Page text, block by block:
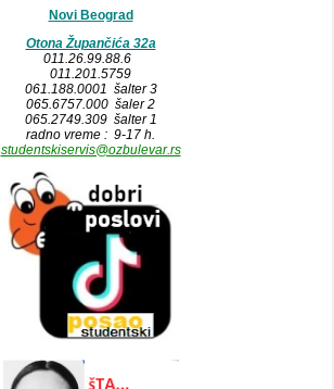
Novi Beograd
Otona Župančića 32a
011.26.99.88.6
011.201.5759
061.188.0001 šalter 3
065.6757.000 šaler 2
065.2749.309 šalter 1
radno vreme : 9-17 h.
studentskiservis@ozbulevar.rs